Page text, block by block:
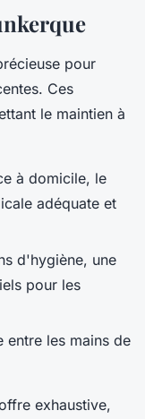
pour
Ces
le maintien à
à domicile, le
adéquate et
d'hygiène, une
pour les
entre les mains de
exhaustive,